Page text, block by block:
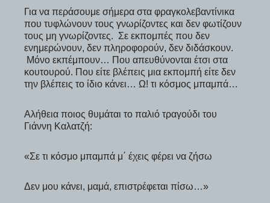
Για να περάσουμε σήμερα στα φραγκολεβαντίνικα
που τυφλώνουν τους γνωρίζοντες και δεν φωτίζουν
τους μη γνωρίζοντες. Σε εκπομπές που δεν
ενημερώνουν, δεν πληροφορούν, δεν διδάσκουν.
Μόνο εκπέμπουν… Που απευθύνονται έτσι στα
κουτουρού. Που είτε βλέπεις μια εκπομπή είτε δεν
την βλέπεις το ίδιο κάνει… Ω! τι κόσμος μπαμπά…
Αλήθεια ποιος θυμάται το παλιό τραγούδι του
Γιάννη Καλατζή:
«Σε τι κόσμο μπαμπά μ΄ έχεις φέρει να ζήσω
Δεν μου κάνει, μαμά, επιστρέφεται πίσω…»